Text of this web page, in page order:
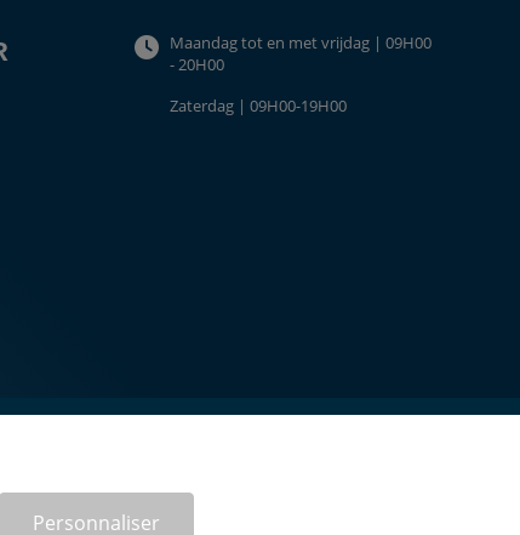
Maandag tot en met vrijdag | 09H00
- 20H00
Zaterdag | 09H00-19H00
Personnaliser